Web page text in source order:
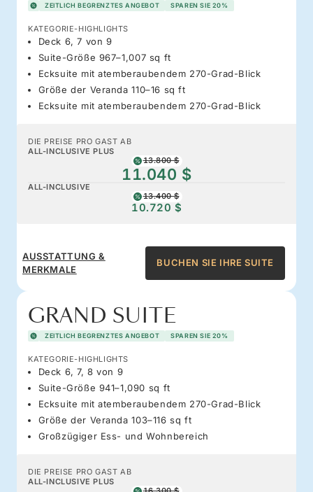
ZEITLICH BEGRENZTES ANGEBOT SPAREN SIE 20%
KATEGORIE-HIGHLIGHTS
Deck 6, 7 von 9
Suite-Größe 967–1,007 sq ft
Ecksuite mit atemberaubendem 270-Grad-Blick
Größe der Veranda 110–16 sq ft
Ecksuite mit atemberaubendem 270-Grad-Blick
DIE PREISE PRO GAST AB
ALL-INCLUSIVE PLUS
13.800 $
11.040 $
ALL-INCLUSIVE
13.400 $
10.720 $
AUSSTATTUNG &
MERKMALE
BUCHEN SIE IHRE SUITE
GRAND SUITE
ZEITLICH BEGRENZTES ANGEBOT SPAREN SIE 20%
KATEGORIE-HIGHLIGHTS
Deck 6, 7, 8 von 9
Suite-Größe 941–1,090 sq ft
Ecksuite mit atemberaubendem 270-Grad-Blick
Größe der Veranda 103–116 sq ft
Großzügiger Ess- und Wohnbereich
DIE PREISE PRO GAST AB
ALL-INCLUSIVE PLUS